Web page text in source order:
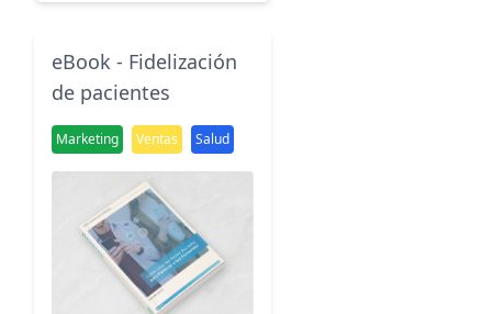
eBook - Fidelización
de pacientes
Marketing Ventas Salud